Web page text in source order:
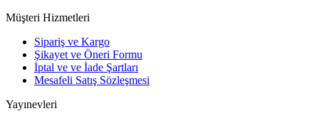
Müşteri Hizmetleri
Sipariş ve Kargo
Şikayet ve Öneri Formu
İptal ve ve İade Şartları
Mesafeli Satış Sözleşmesi
Yayınevleri